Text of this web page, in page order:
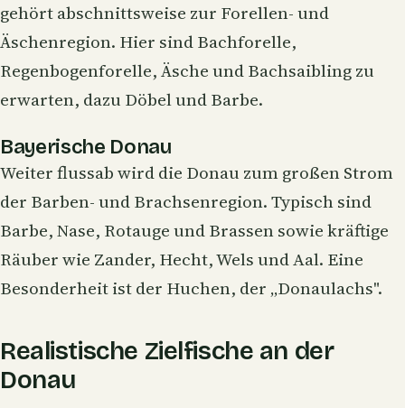
gehört abschnittsweise zur Forellen- und
Äschenregion. Hier sindBachforelle,
Regenbogenforelle, Äsche undBachsaiblingzu
erwarten, dazu Döbel und Barbe.
Bayerische Donau
Weiter flussab wird die Donau zum großen Strom
der Barben- und Brachsenregion. Typisch sind
Barbe, Nase, RotaugeundBrassensowie kräftige
Räuber wie Zander, Hecht, Wels und Aal. Eine
Besonderheit ist der Huchen, der „Donaulachs".
Realistische Zielfische an der
Donau